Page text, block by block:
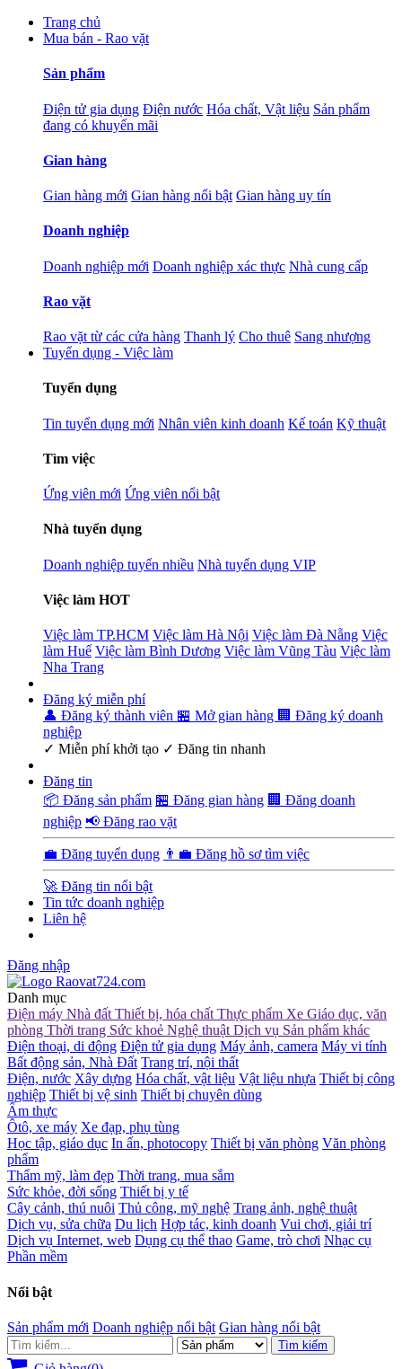
Trang chủ
Mua bán - Rao vặt
Sản phẩm
Điện tử gia dụng Điện nước Hóa chất, Vật liệu Sản phẩm
đang có khuyến mãi
Gian hàng
Gian hàng mới Gian hàng nổi bật Gian hàng uy tín
Doanh nghiệp
Doanh nghiệp mới Doanh nghiệp xác thực Nhà cung cấp
Rao vặt
Rao vặt từ các cửa hàng Thanh lý Cho thuê Sang nhượng
Tuyển dụng - Việc làm
Tuyển dụng
Tin tuyển dụng mới Nhân viên kinh doanh Kế toán Kỹ thuật
Tìm việc
Ứng viên mới Ứng viên nổi bật
Nhà tuyển dụng
Doanh nghiệp tuyển nhiều Nhà tuyển dụng VIP
Việc làm HOT
Việc làm TP.HCM Việc làm Hà Nội Việc làm Đà Nẵng Việc
làm Huế Việc làm Bình Dương Việc làm Vũng Tàu Việc làm
Nha Trang
Đăng ký miễn phí
👤 Đăng ký thành viên 🏪 Mở gian hàng 🏢 Đăng ký doanh
nghiệp
✓ Miễn phí khởi tạo ✓ Đăng tin nhanh
Đăng tin
📦 Đăng sản phẩm 🏪 Đăng gian hàng 🏢 Đăng doanh
nghiệp 📢 Đăng rao vặt
💼 Đăng tuyển dụng 👨‍💼 Đăng hồ sơ tìm việc
🚀 Đăng tin nổi bật
Tin tức doanh nghiệp
Liên hệ
Đăng nhập
Danh mục
Điện máy Nhà đất Thiết bị, hóa chất Thực phẩm Xe Giáo dục, văn
phòng Thời trang Sức khoẻ Nghệ thuật Dịch vụ Sản phẩm khác
Điện thoại, di động Điện tử gia dụng Máy ảnh, camera Máy vi tính
Bất động sản, Nhà Đất Trang trí, nội thất
Điện, nước Xây dựng Hóa chất, vật liệu Vật liệu nhựa Thiết bị công
nghiệp Thiết bị vệ sinh Thiết bị chuyên dùng
Ẩm thực
Ôtô, xe máy Xe đạp, phụ tùng
Học tập, giáo dục In ấn, photocopy Thiết bị văn phòng Văn phòng
phẩm
Thẩm mỹ, làm đẹp Thời trang, mua sắm
Sức khỏe, đời sống Thiết bị y tế
Cây cảnh, thú nuôi Thủ công, mỹ nghệ Trang ảnh, nghệ thuật
Dịch vụ, sửa chữa Du lịch Hợp tác, kinh doanh Vui chơi, giải trí
Dịch vụ Internet, web Dụng cụ thể thao Game, trò chơi Nhạc cụ
Phần mềm
Nổi bật
Sản phẩm mới Doanh nghiệp nổi bật Gian hàng nổi bật
Tìm kiếm